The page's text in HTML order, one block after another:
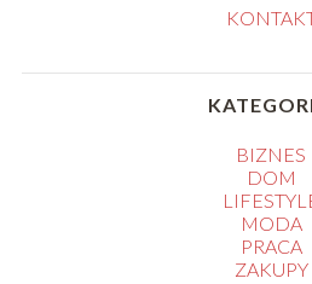
BIZNES
DOM
MODA
PRACA
ZAKUPY